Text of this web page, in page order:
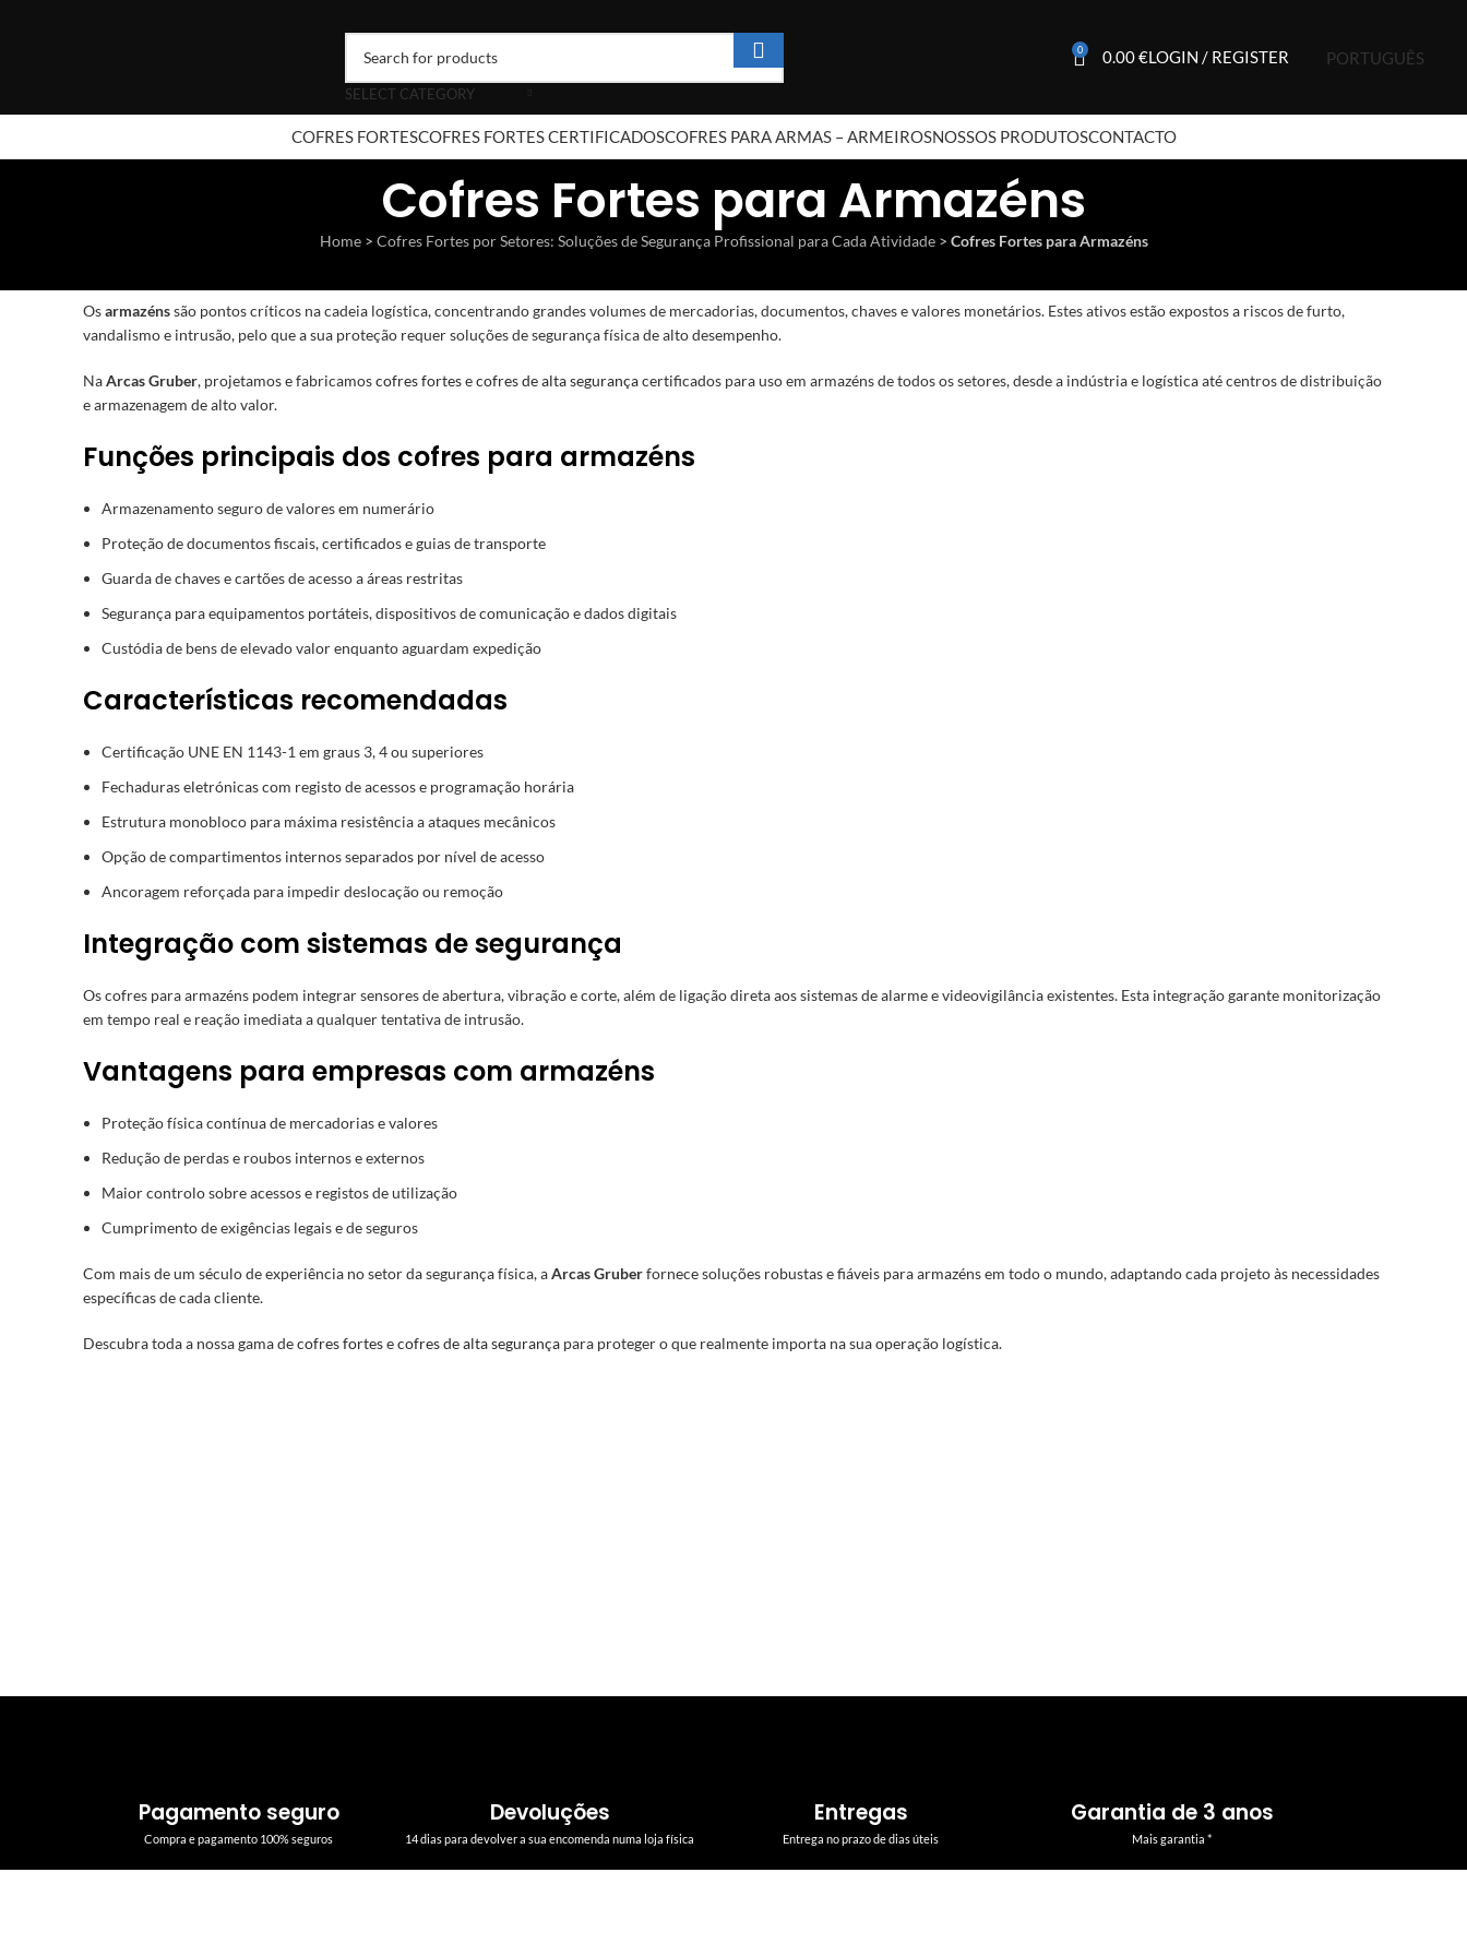
SELECT CATEGORY
0 0.00€LOGIN / REGISTER PORTUGUÊS
COFRES FORTESCOFRES FORTES CERTIFICADOSCOFRES PARA ARMAS – ARMEIROSNOSSOS PRODUTOSCONTACTO
Cofres Fortes para Armazéns
Home> Cofres Fortes por Setores: Soluções de Segurança Profissional para Cada Atividade> Cofres Fortes para Armazéns
Osarmazénssão pontos críticos na cadeia logística, concentrando grandes volumes de mercadorias, documentos, chaves e valores monetários. Estes ativos estão expostos a riscos de furto,
vandalismo e intrusão, pelo que a sua proteção requer soluções de segurança física de alto desempenho.
NaArcas Gruber, projetamos e fabricamoscofres fortesecofres de alta segurançacertificados para uso em armazéns de todos os setores, desde a indústria e logística até centros de distribuição
e armazenagem de alto valor.
Funções principais dos cofres para armazéns
Armazenamento seguro de valores em numerário
Proteção de documentos fiscais, certificados e guias de transporte
Guarda de chaves e cartões de acesso a áreas restritas
Segurança para equipamentos portáteis, dispositivos de comunicação e dados digitais
Custódia de bens de elevado valor enquanto aguardam expedição
Características recomendadas
Certificação UNE EN 1143-1 em graus 3, 4 ou superiores
Fechaduras eletrónicas com registo de acessos e programação horária
Estrutura monobloco para máxima resistência a ataques mecânicos
Opção de compartimentos internos separados por nível de acesso
Ancoragem reforçada para impedir deslocação ou remoção
Integração com sistemas de segurança
Os cofres para armazéns podem integrar sensores de abertura, vibração e corte, além de ligação direta aos sistemas de alarme e videovigilância existentes. Esta integração garante monitorização
em tempo real e reação imediata a qualquer tentativa de intrusão.
Vantagens para empresas com armazéns
Proteção física contínua de mercadorias e valores
Redução de perdas e roubos internos e externos
Maior controlo sobre acessos e registos de utilização
Cumprimento de exigências legais e de seguros
Com mais de um século de experiência no setor da segurança física, aArcas Gruberfornece soluções robustas e fiáveis para armazéns em todo o mundo, adaptando cada projeto às necessidades
específicas de cada cliente.
Descubra toda a nossa gama decofres fortesecofres de alta segurança para proteger o que realmente importa na sua operação logística.
Pagamento seguro
Compra e pagamento 100% seguros
Devoluções
14 dias para devolver a sua encomenda numa loja física
Entregas
Entrega no prazo de dias úteis
Garantia de 3 anos
Mais garantia *